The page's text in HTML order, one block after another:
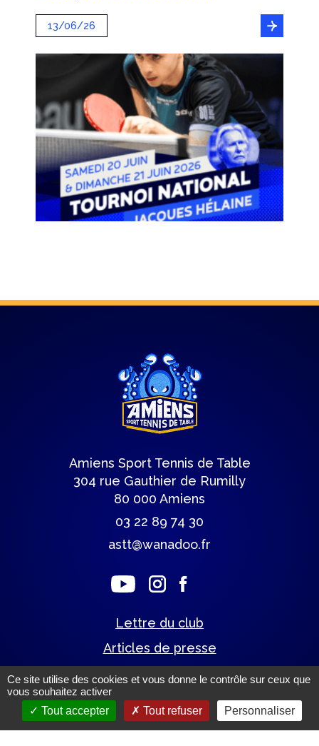
13/06/26
Amiens Sport Tennis de Table
304 rue Gauthier de Rumilly
80 000 Amiens
03 22 89 74 30
astt@wanadoo.fr
Lettre du club
Articles de presse
Mentions légales.
Un site éco-conçu par
Ce site utilise des cookies et vous donne le contrôle sur ceux que
vous souhaitez activer
Tout accepter
Tout refuser Personnaliser